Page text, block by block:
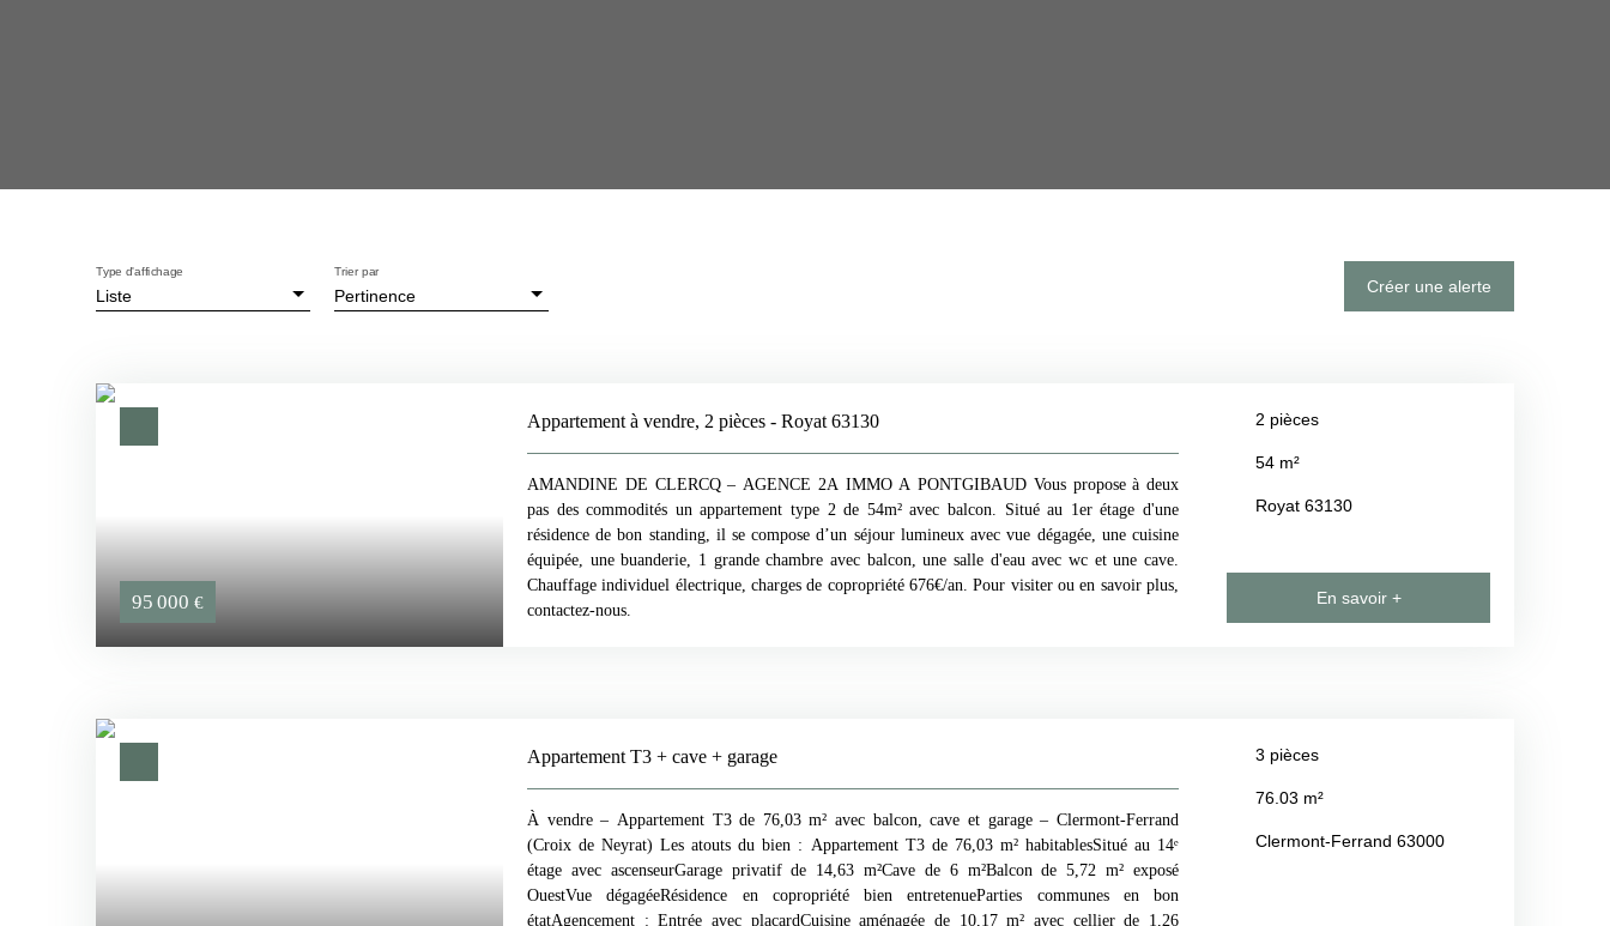
Liste
Type d'affichage
Pertinence
Trier par
Créer une alerte
95 000 €
Appartement à vendre, 2 pièces - Royat 63130
AMANDINE DE CLERCQ – AGENCE 2A IMMO A PONTGIBAUD Vous propose à deux
pas des commodités un appartement type 2 de 54m² avec balcon. Situé au 1er étage d'une
résidence de bon standing, il se compose d’un séjour lumineux avec vue dégagée, une cuisine
équipée, une buanderie, 1 grande chambre avec balcon, une salle d'eau avec wc et une cave.
Chauffage individuel électrique, charges de copropriété 676€/an. Pour visiter ou en savoir plus,
contactez-nous.
2 pièces
54 m²
Royat 63130
En savoir +
Appartement T3 + cave + garage
À vendre – Appartement T3 de 76,03 m² avec balcon, cave et garage – Clermont-Ferrand
(Croix de Neyrat) Les atouts du bien : Appartement T3 de 76,03 m² habitablesSitué au 14ᵉ
étage avec ascenseurGarage privatif de 14,63 m²Cave de 6 m²Balcon de 5,72 m² exposé
OuestVue dégagéeRésidence en copropriété bien entretenueParties communes en bon
étatAgencement : Entrée avec placardCuisine aménagée de 10,17 m² avec cellier de 1,26
3 pièces
76.03 m²
Clermont-Ferrand 63000